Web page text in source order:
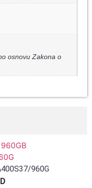
osnovu Zakona o
960G